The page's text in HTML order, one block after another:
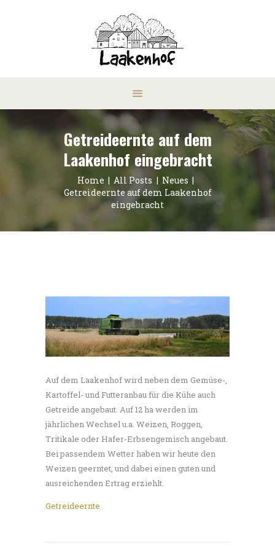
Getreideernte auf dem
Laakenhof eingebracht
Home All Posts
Neues
Getreideernte auf dem Laakenhof
eingebracht
Auf dem Laakenhof wird neben dem Gemüse-,
Kartoffel- und Futteranbau für die Kühe auch
Getreide angebaut. Auf 12 ha werden im
jährlichen Wechsel u.a. Weizen, Roggen,
Tritikale oder Hafer-Erbsengemisch angebaut.
Bei passendem Wetter haben wir heute den
Weizen geerntet, und dabei einen guten und
ausreichenden Ertrag erziehlt.
Getreideernte